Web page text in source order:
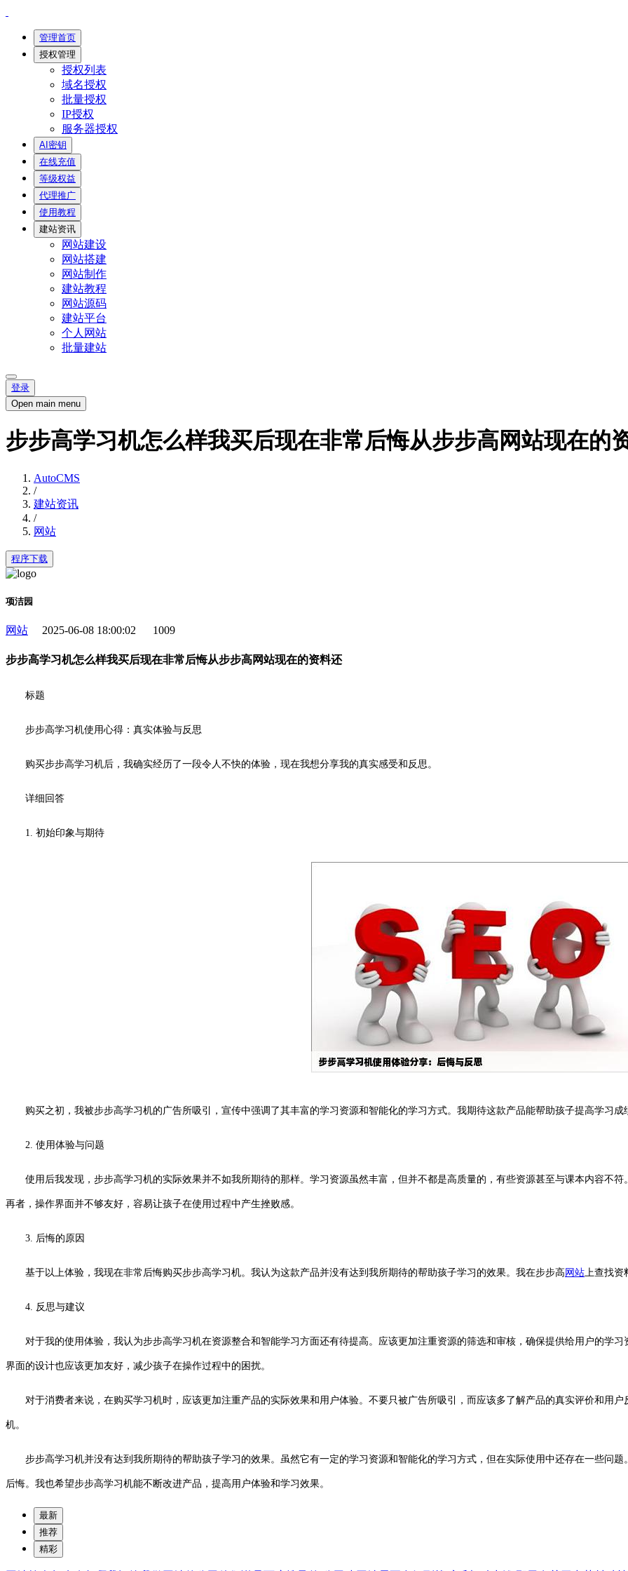
管理首页
授权管理
授权列表
域名授权
批量授权
IP授权
服务器授权
AI密钥
在线充值
等级权益
代理推广
使用教程
建站资讯
网站建设
网站搭建
网站制作
建站教程
网站源码
建站平台
个人网站
批量建站
登录
Open main menu
步步高学习机怎么样我买后现在非常后悔从步步高网站现在的
AutoCMS
/
建站资讯
/
网站
程序下载
项洁园
网站 2025-06-08 18:00:02 1009
步步高学习机怎么样我买后现在非常后悔从步步高网站现在的资料还
标题
步步高学习机使用心得：真实体验与反思
购买步步高学习机后，我确实经历了一段令人不快的体验，现在我想分享我的真实感受和反思。
详细回答
1. 初始印象与期待
购买之初，我被步步高学习机的广告所吸引，宣传中强调了其丰富的学习资源和智能化的学习方式。我期待这款产品能帮助孩子提高学习
2. 使用体验与问题
使用后我发现，步步高学习机的实际效果并不如我所期待的那样。学习资源虽然丰富，但并不都是高质量的，有些资源甚至与课本内容不
再者，操作界面并不够友好，容易让孩子在使用过程中产生挫败感。
3. 后悔的原因
基于以上体验，我现在非常后悔购买步步高学习机。我认为这款产品并没有达到我所期待的帮助孩子学习的效果。我在步步高 网站 上查找
4. 反思与建议
对于我的使用体验，我认为步步高学习机在资源整合和智能学习方面还有待提高。应该更加注重资源的筛选和审核，确保提供给用户的学
界面的设计也应该更加友好，减少孩子在操作过程中的困扰。
对于消费者来说，在购买学习机时，应该更加注重产品的实际效果和用户体验。不要只被广告所吸引，而应该多了解产品的真实评价和用
机。
步步高学习机并没有达到我所期待的帮助孩子学习的效果。虽然它有一定的学习资源和智能化的学习方式，但在实际使用中还存在一些问
后悔。我也希望步步高学习机能不断改进产品，提高用户体验和学习效果。
最新
推荐
精彩